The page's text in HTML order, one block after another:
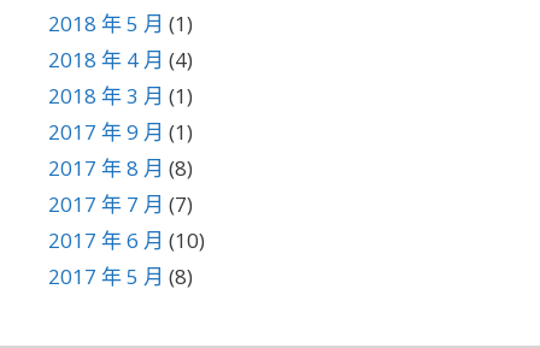
2018 年 5 月 (1)
2018 年 4 月 (4)
2018 年 3 月 (1)
2017 年 9 月 (1)
2017 年 8 月 (8)
2017 年 7 月 (7)
2017 年 6 月 (10)
2017 年 5 月 (8)